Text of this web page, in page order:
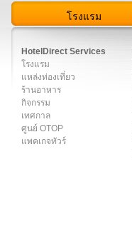
โรงแรม
HotelDirect Services
โรงแรม
แหล่งท่องเที่ยว
ร้านอาหาร
กิจกรรม
เทศกาล
ศูนย์ OTOP
แพคเกจทัวร์